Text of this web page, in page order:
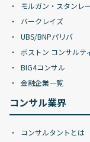
モルガン・スタンレ
バークレイズ
UBS/BNPパリバ
ボストン コンサルテ
BIG4コンサル
金融企業一覧
コンサル業界
コンサルタントとは